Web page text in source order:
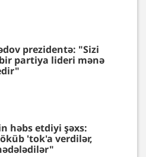
prezidentə: "Sizi
partiya lideri mənə
həbs etdiyi şəxs:
'tok'a verdilər,